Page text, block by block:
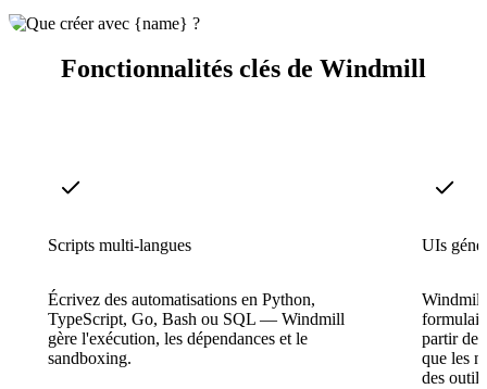
Fonctionnalités clés de Windmill
Scripts multi-langues
Écrivez des automatisations en Python,
TypeScript, Go, Bash ou SQL — Windmill
gère l'exécution, les dépendances et le
sandboxing.
UIs
Windmill
partir
que les
des